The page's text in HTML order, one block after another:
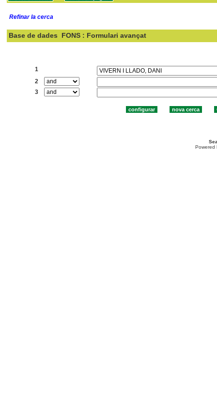
Refinar la cerca
Base de dades FONS : Formulari avançat
1
2
3
Powered